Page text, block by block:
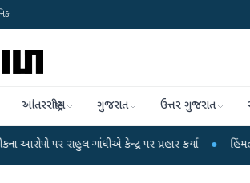
આંતરરાષ્ટ્રીય ગુજરાત ઉત્તર ગુજરાત
કેન્દ્ર પર પ્રહાર કર્યા ● હિંમતનગરમાં રહસ્યમય